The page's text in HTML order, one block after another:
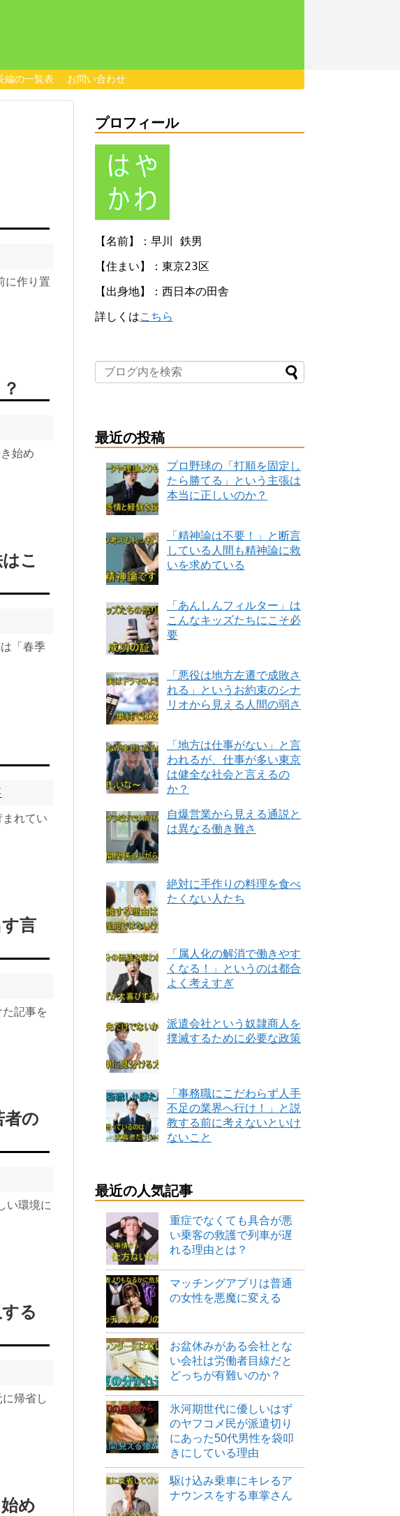
編の一覧表 お問い合わせ
に作り置
始め
こ
「春季
れてい
言
記事を
者の
い環境に
る
帰省し
め
プロフィール
【名前】：早川 鉄男
【住まい】：東京23区
【出身地】：西日本の田舎
詳しくはこちら
最近の投稿
プロ野球の「打順を固定し
たら勝てる」という主張は
本当に正しいのか？
「精神論は不要！」と断言
している人間も精神論に救
いを求めている
「あんしんフィルター」は
こんなキッズたちにこそ必
要
「悪役は地方左遷で成敗さ
れる」というお約束のシナ
リオから見える人間の弱さ
「地方は仕事がない」と言
われるが、仕事が多い東京
は健全な社会と言えるの
か？
自爆営業から見える通説と
は異なる働き難さ
絶対に手作りの料理を食べ
たくない人たち
「属人化の解消で働きやす
くなる！」というのは都合
よく考えすぎ
派遣会社という奴隷商人を
撲滅するために必要な政策
「事務職にこだわらず人手
不足の業界へ行け！」と説
教する前に考えないといけ
ないこと
最近の人気記事
重症でなくても具合が悪
い乗客の救護で列車が遅
れる理由とは？
マッチングアプリは普通
の女性を悪魔に変える
お盆休みがある会社とな
い会社は労働者目線だと
どっちが有難いのか？
氷河期世代に優しいはず
のヤフコメ民が派遣切り
にあった50代男性を袋叩
きにしている理由
駆け込み乗車にキレるア
ナウンスをする車掌さん